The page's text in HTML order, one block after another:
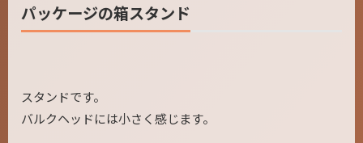
パッケージの箱スタンド
スタンドです。
バルクヘッドには小さく感じます。